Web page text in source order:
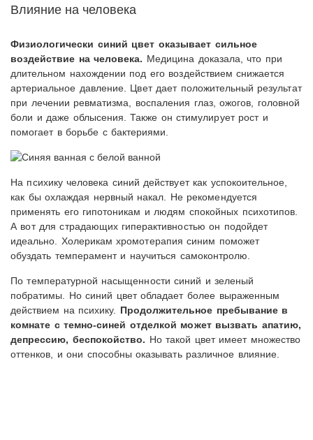
Влияние на человека
Физиологически синий цвет оказывает сильное
воздействие на человека. Медицина доказала, что при
длительном нахождении под его воздействием снижается
артериальное давление. Цвет дает положительный результат
при лечении ревматизма, воспаления глаз, ожогов, головной
боли и даже облысения. Также он стимулирует рост и
помогает в борьбе с бактериями.
На психику человека синий действует как успокоительное,
как бы охлаждая нервный накал. Не рекомендуется
применять его гипотоникам и людям спокойных психотипов.
А вот для страдающих гиперактивностью он подойдет
идеально. Холерикам хромотерапия синим поможет
обуздать темперамент и научиться самоконтролю.
По температурной насыщенности синий и зеленый
побратимы. Но синий цвет обладает более выраженным
действием на психику. Продолжительное пребывание в
комнате с темно-синей отделкой может вызвать апатию,
депрессию, беспокойство. Но такой цвет имеет множество
оттенков, и они способны оказывать различное влияние.